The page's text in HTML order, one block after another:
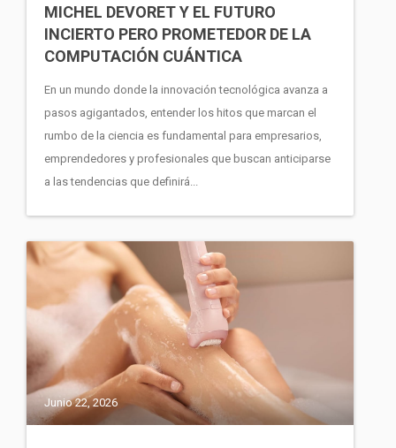
MICHEL DEVORET Y EL FUTURO
INCIERTO PERO PROMETEDOR DE LA
COMPUTACIÓN CUÁNTICA
En un mundo donde la innovación tecnológica avanza a
pasos agigantados, entender los hitos que marcan el
rumbo de la ciencia es fundamental para empresarios,
emprendedores y profesionales que buscan anticiparse
a las tendencias que definirá...
Junio 22, 2026